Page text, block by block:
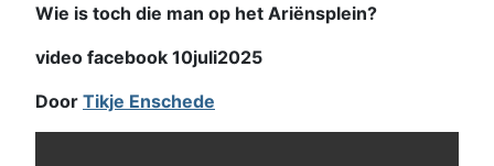
Wie is toch die man op het Ariënsplein?
video facebook 10juli2025
Door Tikje Enschede